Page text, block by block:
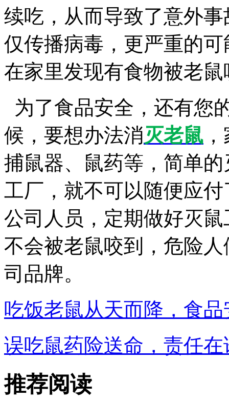
续吃，从而导致了意外
仅传播病毒，更严重的
在家里发现有食物被老
为了食品安全，还有您
候，要想办法消灭老鼠
捕鼠器、鼠药等，简单的
工厂，就不可以随便应
公司人员，定期做好灭
不会被老鼠咬到，危险
司品牌。
吃饭老鼠从天而降，食
误吃鼠药险送命，责任在
推荐阅读